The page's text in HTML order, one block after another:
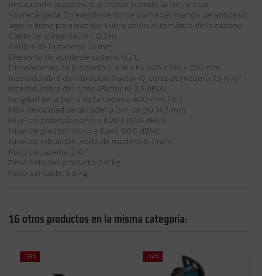
reduciendo la potencia al motor cuando la sierra está
sobrecargada. El revestimiento de goma del mango garantiza un
agarre firme para trabajar Lubricación automática de la cadena
Cable de alimentación: 0,3 m
Calibre de la cadena: 1,3 mm
Depósito de aceite de cadena: 0,2 L
Dimensiones de producto (L x W x H): 505 x 196 x 220 mm
Incertidumbre de vibración (Factor K), corte de madera: 1,5 m/s²
Incertidumbre del ruido (Factor K): 2,5 dB(A)
longitud de la barra de la cadena: 400 mm (16")
Max. Velocidad de la cadena (sin carga): 14,5 m/s
Nivel de potencia sonora (LWA): 101,8 dB(A)
Nivel de presión sonora (LpA): 90,8 dB(A)
Nivel de vibración, corte de madera: 6,7 m/s²
Paso de cadena: 3/8 "
Peso neto del producto: 5,6 kg
Peso sin cable: 5,6 kg
16 otros productos en la misma categoría:
-35% -14%